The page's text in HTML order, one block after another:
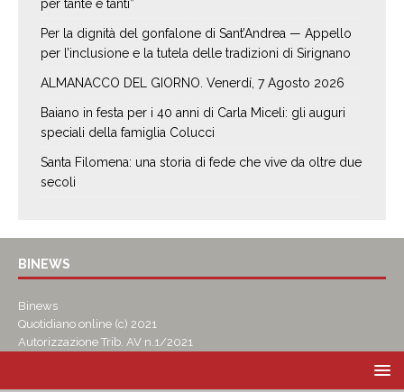
per tante e tanti”
Per la dignità del gonfalone di Sant’Andrea — Appello
per l’inclusione e la tutela delle tradizioni di Sirignano
ALMANACCO DEL GIORNO. Venerdí, 7 Agosto 2026
Baiano in festa per i 40 anni di Carla Miceli: gli auguri
speciali della famiglia Colucci
Santa Filomena: una storia di fede che vive da oltre due
secoli
BINEWS
Binews
Quotidiano online (c) 2021
Autorizzazione Trib. AV n.1/2021